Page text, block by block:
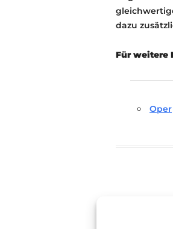
dazu
Für weitere
Oper